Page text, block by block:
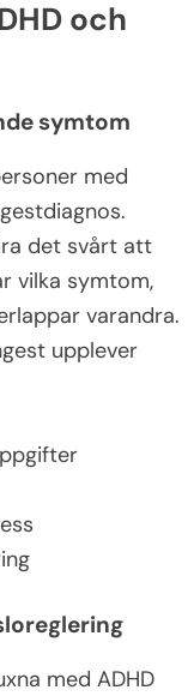
och
symtom
med
det svårt att
vilka symtom,
varandra.
upplever
med ADHD